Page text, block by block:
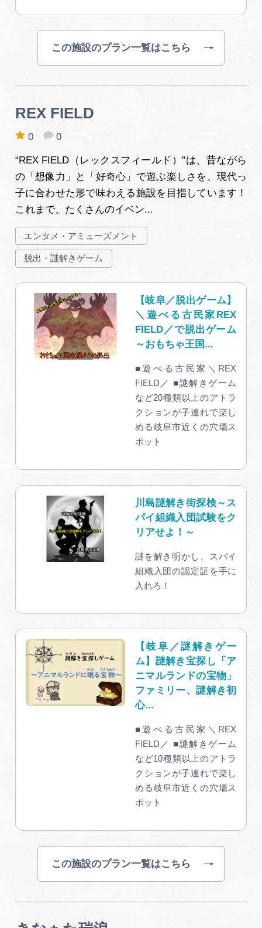
この施設のプラン一覧はこちら
REX FIELD
“REX FIELD（レックスフィールド）”は、昔ながら
の「想像力」と「好奇心」で遊ぶ楽しさを、現代っ
子に合わせた形で味わえる施設を目指しています！
これまで、たくさんのイベン...
エンタメ・アミューズメント
脱出・謎解きゲーム
0 0
【岐阜／脱出ゲーム】
＼遊べる古民家REX
FIELD／で脱出ゲーム
～おもちゃ王国...
■遊べる古民家＼REX
FIELD／ ■謎解きゲーム
など20種類以上のアトラ
クションが子連れで楽し
める岐阜市近くの穴場ス
ポット
川島謎解き街探検～ス
パイ組織入団試験をク
リアせよ！～
謎を解き明かし、スパイ
組織入団の認定証を手に
入れろ！
【岐阜／謎解きゲー
ム】謎解き宝探し「ア
ニマルランドの宝物」
ファミリー、謎解き初
心...
■遊べる古民家＼REX
FIELD／ ■謎解きゲーム
など10種類以上のアトラ
クションが子連れで楽し
める岐阜市近くの穴場ス
ポット
この施設のプラン一覧はこちら